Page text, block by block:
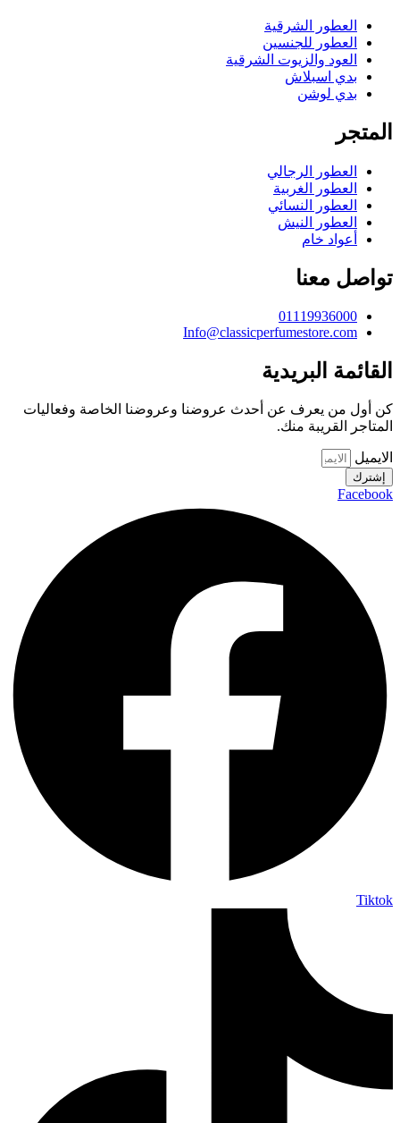
العطور الشرقية
العطور للجنسين
العود والزيوت الشرقية
بدي اسبلاش
بدي لوشن
المتجر
العطور الرجالي
العطور الغربية
العطور النسائي
العطور النيش
أعواد خام
تواصل معنا
01119936000
Info@classicperfumestore.com
القائمة البريدية
كن أول من يعرف عن أحدث عروضنا وعروضنا الخاصة وفعاليات
المتاجر القريبة منك.
الايميل
إشترك
Facebook
Tiktok